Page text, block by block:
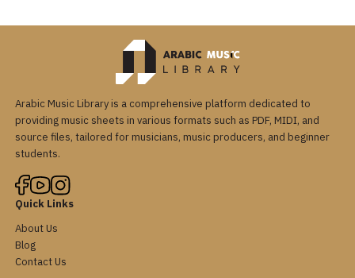
Arabic Music Library is a comprehensive platform dedicated to
providing music sheets in various formats such as PDF, MIDI, and
source files, tailored for musicians, music producers, and beginner
students.
Quick Links
About Us
Blog
Contact Us